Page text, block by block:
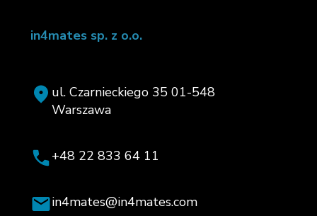
in4mates sp. z o.o.
ul. Czarnieckiego 35 01-548
Warszawa
+48 22 833 64 11
in4mates@in4mates.com